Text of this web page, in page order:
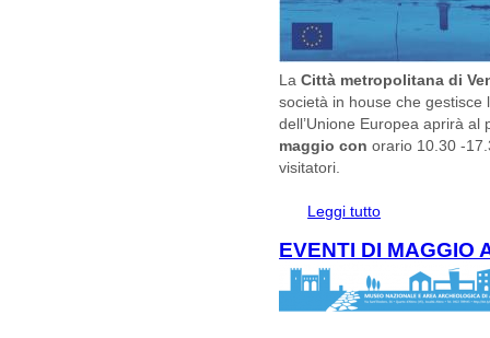
LaCittà metropolitana di
società in house che
dell’Unione Europea aprirà
maggio con orario 10.30 -
visitatori.
Leggi tutto
EVENTI DI MAGGIO